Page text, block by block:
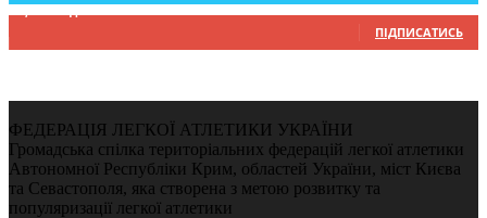
9,370 Підписників
ПІДПИСАТИСЬ
ФЕДЕРАЦІЯ ЛЕГКОЇ АТЛЕТИКИ УКРАЇНИ
Громадська спілка територіальних федерацій легкої атлетики
Автономної Республіки Крим, областей України, міст Києва
та Севастополя, яка створена з метою розвитку та
популяризації легкої атлетики